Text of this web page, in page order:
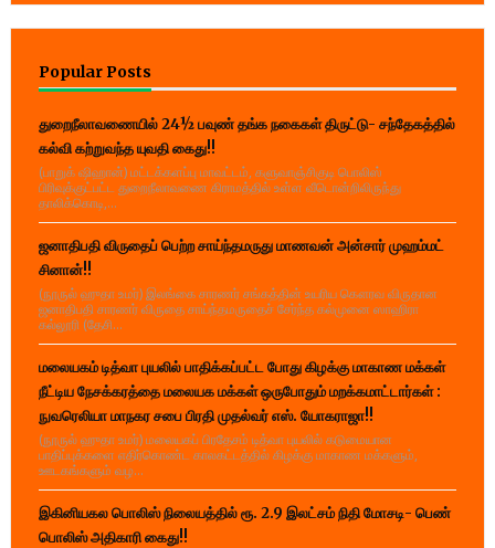
Popular Posts
துறைநீலாவணையில் 24½ பவுண் தங்க நகைகள் திருட்டு- சந்தேகத்தில்
கல்வி கற்றுவந்த யுவதி கைது!!
(பாறுக் ஷிஹான்) மட்டக்களப்பு மாவட்டம், களுவாஞ்சிகுடி பொலிஸ்
பிரிவுக்குட்பட்ட துறைநீலாவணை கிராமத்தில் உள்ள வீடொன்றிலிருந்து
தாலிக்கொடி,...
ஜனாதிபதி விருதைப் பெற்ற சாய்ந்தமருது மாணவன் அன்சார் முஹம்மட்
சினான்!!
(நூருல் ஹுதா உமர்) இலங்கை சாரணர் சங்கத்தின் உயரிய கௌரவ விருதான
ஜனாதிபதி சாரணர் விருதை சாய்ந்தமருதைச் சேர்ந்த கல்முனை ஸாஹிரா
கல்லூரி (தேசி...
மலையகம் டித்வா புயலில் பாதிக்கப்பட்ட போது கிழக்கு மாகாண மக்கள்
நீட்டிய நேசக்கரத்தை மலையக மக்கள் ஒருபோதும் மறக்கமாட்டார்கள் :
நுவரெலியா மாநகர சபை பிரதி முதல்வர் எஸ். யோகராஜா!!
(நூருல் ஹுதா உமர்) மலையகப் பிரதேசம் டித்வா புயலில் கடுமையான
பாதிப்புக்களை எதிர்கொண்ட காலகட்டத்தில் கிழக்கு மாகாண மக்களும்,
ஊடகங்களும் வழ...
இகினியகல பொலிஸ் நிலையத்தில் ரூ. 2.9 இலட்சம் நிதி மோசடி- பெண்
பொலிஸ் அதிகாரி கைது!!